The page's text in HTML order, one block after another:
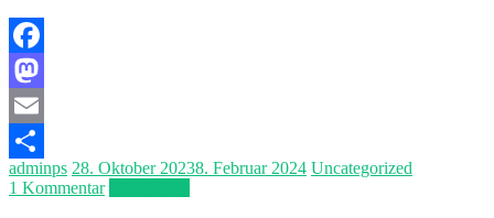
Facebook
Mastodon
Email
Teilen
adminps 28. Oktober 20238. Februar 2024 Uncategorized
1 Kommentar